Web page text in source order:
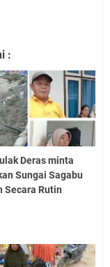
:
Deras minta
Sungai Sagabu
Secara Rutin